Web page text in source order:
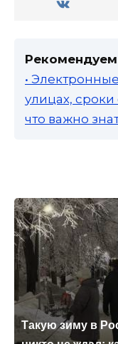
Рекомендуем
•
улицах,
что важно
Такую зиму в